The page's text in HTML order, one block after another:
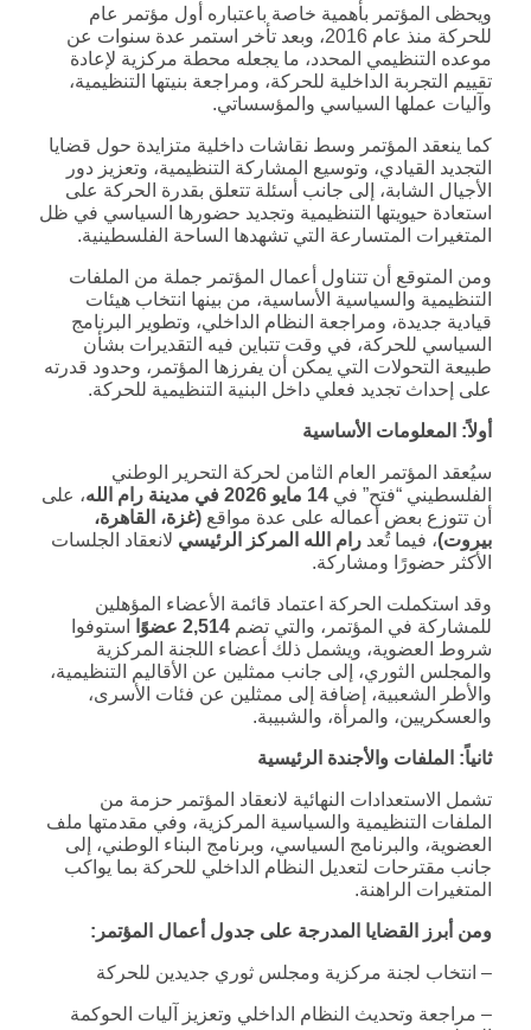
ويحظى المؤتمر بأهمية خاصة باعتباره أول مؤتمر عام
للحركة منذ عام 2016، وبعد تأخر استمر عدة سنوات عن
موعده التنظيمي المحدد، ما يجعله محطة مركزية لإعادة
تقييم التجربة الداخلية للحركة، ومراجعة بنيتها التنظيمية،
وآليات عملها السياسي والمؤسساتي.
كما ينعقد المؤتمر وسط نقاشات داخلية متزايدة حول قضايا
التجديد القيادي، وتوسيع المشاركة التنظيمية، وتعزيز دور
الأجيال الشابة، إلى جانب أسئلة تتعلق بقدرة الحركة على
استعادة حيويتها التنظيمية وتجديد حضورها السياسي في ظل
المتغيرات المتسارعة التي تشهدها الساحة الفلسطينية.
ومن المتوقع أن تتناول أعمال المؤتمر جملة من الملفات
التنظيمية والسياسية الأساسية، من بينها انتخاب هيئات
قيادية جديدة، ومراجعة النظام الداخلي، وتطوير البرنامج
السياسي للحركة، في وقت تتباين فيه التقديرات بشأن
طبيعة التحولات التي يمكن أن يفرزها المؤتمر، وحدود قدرته
على إحداث تجديد فعلي داخل البنية التنظيمية للحركة.
أولاً: المعلومات الأساسية
سيُعقد المؤتمر العام الثامن لحركة التحرير الوطني
الفلسطيني “فتح” في
، على
أن تتوزع بعض أعماله على عدة مواقع (غزة، القاهرة،
بيروت)، فيما تُعد رام الله المركز الرئيسي لانعقاد الجلسات
الأكثر حضورًا ومشاركة.
وقد استكملت الحركة اعتماد قائمة الأعضاء المؤهلين
للمشاركة في المؤتمر، والتي تضم 2,514 عضوًا
استوفوا
شروط العضوية، ويشمل ذلك أعضاء اللجنة المركزية
والمجلس الثوري، إلى جانب ممثلين عن الأقاليم التنظيمية،
والأطر الشعبية، إضافة إلى ممثلين عن فئات الأسرى،
والعسكريين، والمرأة، والشبيبة.
ثانياً: الملفات والأجندة الرئيسية
تشمل الاستعدادات النهائية لانعقاد المؤتمر حزمة من
الملفات التنظيمية والسياسية المركزية، وفي مقدمتها ملف
العضوية، والبرنامج السياسي، وبرنامج البناء الوطني، إلى
جانب مقترحات لتعديل النظام الداخلي للحركة بما يواكب
المتغيرات الراهنة.
ومن أبرز القضايا المدرجة على جدول أعمال المؤتمر :
– انتخاب لجنة مركزية ومجلس ثوري جديدين للحركة
– مراجعة وتحديث النظام الداخلي وتعزيز آليات الحوكمة